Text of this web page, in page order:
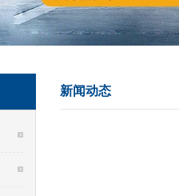
新闻动态